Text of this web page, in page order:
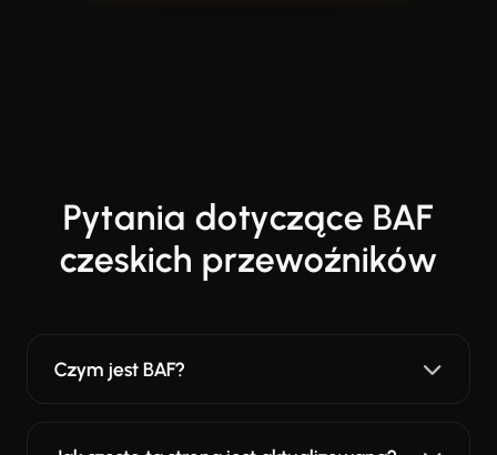
Pytania dotyczące BAF
czeskich przewoźników
Czym jest BAF?